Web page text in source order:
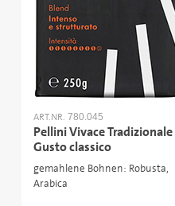
ART.NR. 780.045
Pellini Vivace Tradizionale
Gusto classico
gemahlene Bohnen: Robusta,
Arabica